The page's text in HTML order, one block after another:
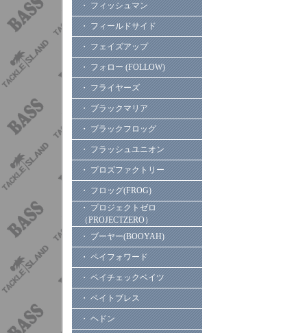
・ フィッシュマン
・ フィールドサイド
・ フェイズアップ
・ フォロー (FOLLOW)
・ フライヤーズ
・ ブラックマリア
・ ブラックフロッグ
・ フラッシュユニオン
・ プロズファクトリー
・ フロッグ(FROG)
・ プロジェクトゼロ
（PROJECTZERO）
・ ブーヤー(BOOYAH)
・ ペイフォワード
・ ペイチェックベイツ
・ ベイトブレス
・ ヘドン